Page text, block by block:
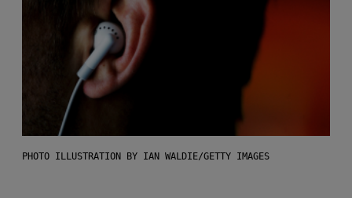
PHOTO ILLUSTRATION BY IAN WALDIE/GETTY IMAGES